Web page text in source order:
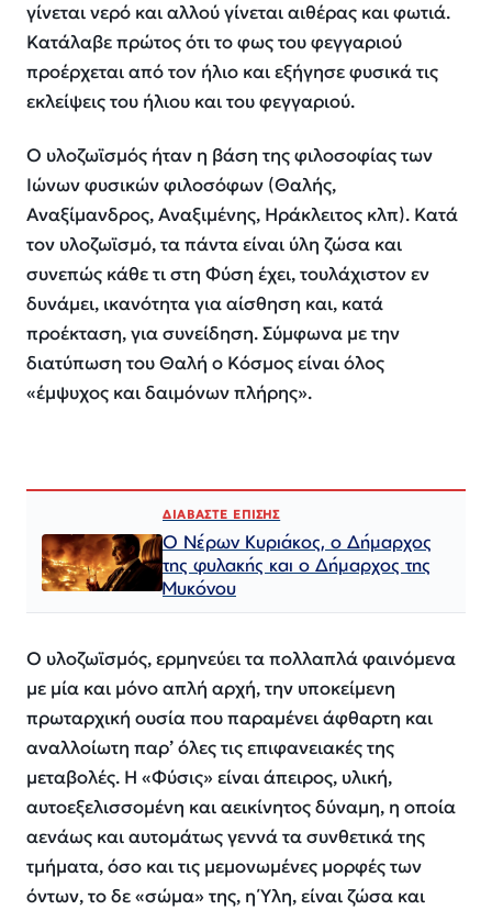
γίνεται νερό και αλλού γίνεται αιθέρας και φωτιά.
Κατάλαβε πρώτος ότι το φως του φεγγαριού
προέρχεται από τον ήλιο και εξήγησε φυσικά τις
εκλείψεις του ήλιου και του φεγγαριού.
Ο υλοζωϊσμός ήταν η βάση της φιλοσοφίας των
Ιώνων φυσικών φιλοσόφων (Θαλής,
Αναξίμανδρος, Αναξιμένης, Ηράκλειτος κλπ). Κατά
τον υλοζωϊσμό, τα πάντα είναι ύλη ζώσα και
συνεπώς κάθε τι στη Φύση έχει, τουλάχιστον εν
δυνάμει, ικανότητα για αίσθηση και, κατά
προέκταση, για συνείδηση. Σύμφωνα με την
διατύπωση του Θαλή ο Κόσμος είναι όλος
«έμψυχος και δαιμόνων πλήρης».
ΔΙΑΒΑΣΤΕ ΕΠΙΣΗΣ
Ο Νέρων Κυριάκος, o Δήμαρχος
της φυλακής και ο Δήμαρχος της
Μυκόνου
Ο υλοζωϊσμός, ερμηνεύει τα πολλαπλά φαινόμενα
με μία και μόνο απλή αρχή, την υποκείμενη
πρωταρχική ουσία που παραμένει άφθαρτη και
αναλλοίωτη παρ’ όλες τις επιφανειακές της
μεταβολές. Η «Φύσις» είναι άπειρος, υλική,
αυτοεξελισσομένη και αεικίνητος δύναμη, η οποία
αενάως και αυτομάτως γεννά τα συνθετικά της
τμήματα, όσο και τις μεμονωμένες μορφές των
όντων, το δε «σώμα» της, η Ύλη, είναι ζώσα και